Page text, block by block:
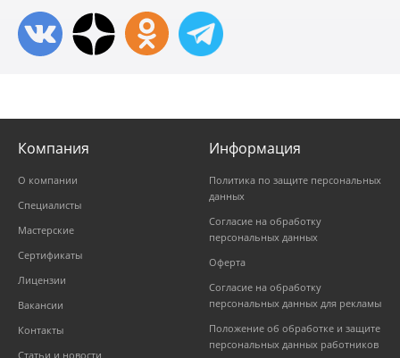
Компания
О компании
Специалисты
Мастерские
Сертификаты
Лицензии
Вакансии
Контакты
Статьи и новости
Информация
Политика по защите персональных
данных
Согласие на обработку
персональных данных
Оферта
Согласие на обработку
персональных данных для рекламы
Положение об обработке и защите
персональных данных работников